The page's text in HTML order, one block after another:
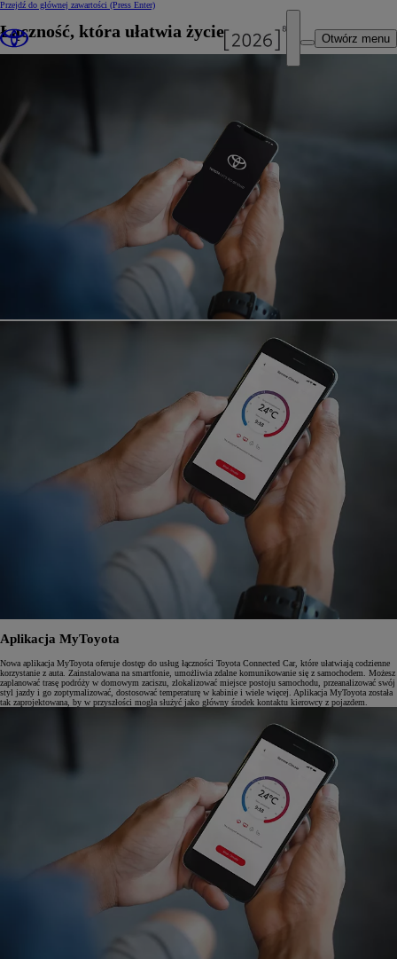
Przejdź do głównej zawartości (Press Enter)
Otwórz menu
Łączność, która ułatwia życie
Aplikacja MyToyota
Nowa aplikacja MyToyota oferuje dostęp do usług łączności Toyota Connected Car, które ułatwiają codzienne
korzystanie z auta. Zainstalowana na smartfonie, umożliwia zdalne komunikowanie się z samochodem. Możesz
zaplanować trasę podróży w domowym zaciszu, zlokalizować miejsce postoju samochodu, przeanalizować swój
styl jazdy i go zoptymalizować, dostosować temperaturę w kabinie i wiele więcej. Aplikacja MyToyota została
tak zaprojektowana, by w przyszłości mogła służyć jako główny środek kontaktu kierowcy z pojazdem.